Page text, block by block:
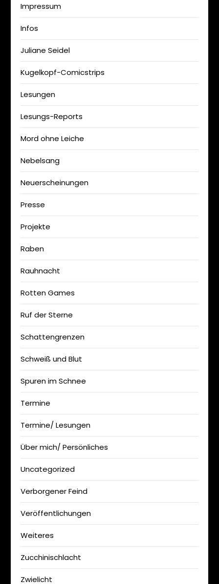
Impressum
Infos
Juliane Seidel
Kugelkopf-Comicstrips
Lesungen
Lesungs-Reports
Mord ohne Leiche
Nebelsang
Neuerscheinungen
Presse
Projekte
Raben
Rauhnacht
Rotten Games
Ruf der Sterne
Schattengrenzen
Schweiß und Blut
Spuren im Schnee
Termine
Termine/ Lesungen
Über mich/ Persönliches
Uncategorized
Verborgener Feind
Veröffentlichungen
Weiteres
Zucchinischlacht
Zwielicht